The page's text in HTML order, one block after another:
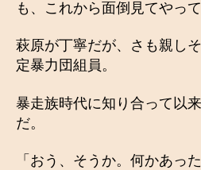
も、これから面倒見てやっ
萩原が丁寧だが、さも親し
定暴力団組員。
暴走族時代に知り合って以
だ。
「おう、そうか。何かあっ